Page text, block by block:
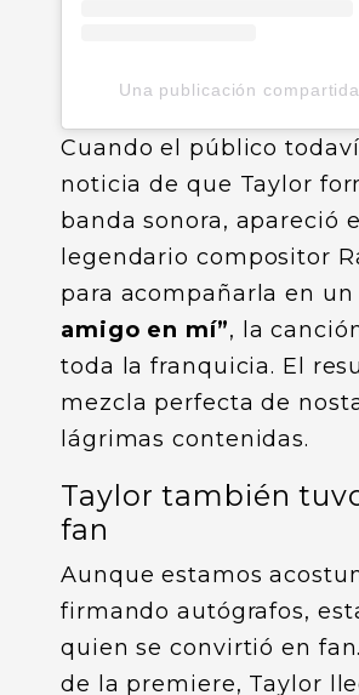
Una publicación
Cuando el público
noticia de que Taylor
banda sonora, apareció
legendario compositor
para acompañarla en
amigo en mí”, la
toda la franquicia. El
mezcla perfecta de
lágrimas contenidas.
Taylor también
fan
Aunque estamos
firmando autógrafos,
quien se convirtió en
de la premiere, Taylor